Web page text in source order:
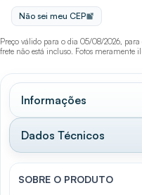
Não sei meu CEP
Preço válido para o dia 05/08/2026,
frete não está incluso. Fotos meramente
Informações
Dados Técnicos
SOBRE O PRODUTO